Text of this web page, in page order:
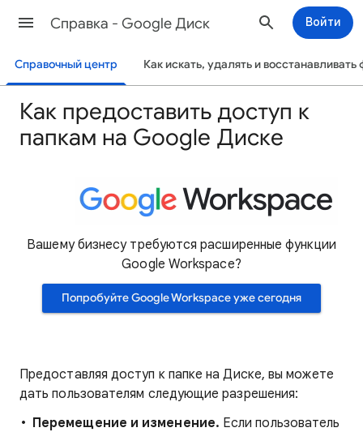
Cправка - Google Диск Войти
Справочный центр Как искать, удалять и
Как предоставить доступ к
папкам на Google Диске
Вашему бизнесу требуются расширенные функции
Google Workspace?
Попробуйте Google Workspace уже сегодня
Предоставляя доступ к папке на Диске, вы можете
дать пользователям следующие разрешения:
Перемещение и изменение. Если пользователь